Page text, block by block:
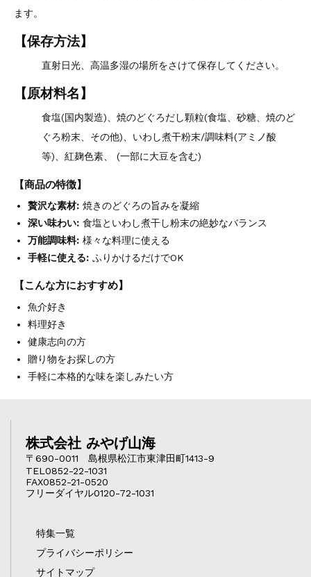
ます。
【保存方法】
直射日光、高温多湿の場所をさけて保存してください。
【原材料名】
食塩(国内製造)、焼のどぐろだし顆粒(食塩、砂糖、焼のど
ぐろ粉末、その他)、いわし煮干粉末/調味料(アミノ酸
等)、紅麹色素、 (一部に大豆を含む)
【商品の特徴】
贅沢な素材:焼きのどぐろの旨みを凝縮
深い味わい:食塩といわし煮干し粉末の絶妙なバランス
万能調味料:様々な料理に使える
手軽に使える:ふりかけるだけでOK
【こんな方におすすめ】
魚介好き
料理好き
健康志向の方
贈り物をお探しの方
手軽に本格的な味を楽しみたい方
株式会社 みやげ山海
〒690-0011 島根県松江市東津田町1413-9
TEL0852-22-1031
FAX0852-21-0520
フリーダイヤル0120-72-1031
特集一覧
プライバシーポリシー
サイトマップ